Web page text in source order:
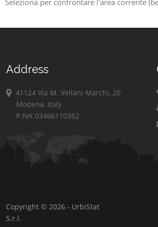
Seleziona per confrontare l'area corrente
Address
41124 Via M. Vellani Marchi, 20
Modena, Italy
P.IVA 03466110362
Copyright © 2026 - UrbiStat
S.r.l.